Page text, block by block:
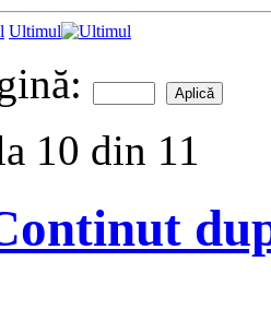
Ultimul
10 din 11